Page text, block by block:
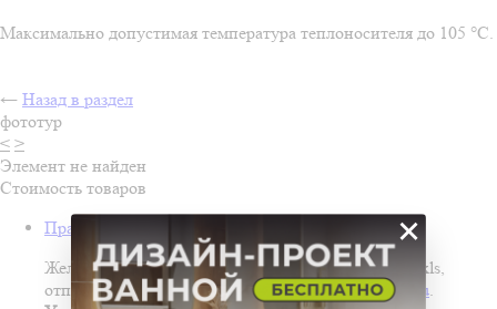
Максимально допустимая температура теплоносителя до 105 °C.
← Назад в раздел
фототур
< >
Элемент не найден
Стоимость товаров
Прайс лист с живыми ценами
Желающие получить рассылку прайса в формате xls,
отправьте, пожалуйста, заявку на адресcall@ink.ru.
×